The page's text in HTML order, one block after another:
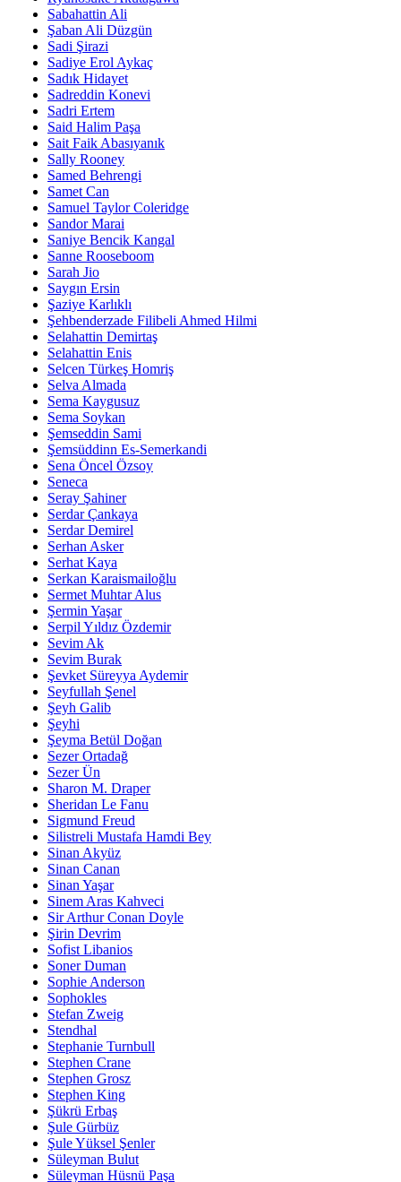
Sabahattin Ali
Şaban Ali Düzgün
Sadi Şirazi
Sadiye Erol Aykaç
Sadık Hidayet
Sadreddin Konevi
Sadri Ertem
Said Halim Paşa
Sait Faik Abasıyanık
Sally Rooney
Samed Behrengi
Samet Can
Samuel Taylor Coleridge
Sandor Marai
Saniye Bencik Kangal
Sanne Rooseboom
Sarah Jio
Saygın Ersin
Şaziye Karlıklı
Şehbenderzade Filibeli Ahmed Hilmi
Selahattin Demirtaş
Selahattin Enis
Selcen Türkeş Homriş
Selva Almada
Sema Kaygusuz
Sema Soykan
Şemseddin Sami
Şemsüddinn Es-Semerkandi
Sena Öncel Özsoy
Seneca
Seray Şahiner
Serdar Çankaya
Serdar Demirel
Serhan Asker
Serhat Kaya
Serkan Karaismailoğlu
Sermet Muhtar Alus
Şermin Yaşar
Serpil Yıldız Özdemir
Sevim Ak
Sevim Burak
Şevket Süreyya Aydemir
Seyfullah Şenel
Şeyh Galib
Şeyhi
Şeyma Betül Doğan
Sezer Ortadağ
Sezer Ün
Sharon M. Draper
Sheridan Le Fanu
Sigmund Freud
Silistreli Mustafa Hamdi Bey
Sinan Akyüz
Sinan Canan
Sinan Yaşar
Sinem Aras Kahveci
Sir Arthur Conan Doyle
Şirin Devrim
Sofist Libanios
Soner Duman
Sophie Anderson
Sophokles
Stefan Zweig
Stendhal
Stephanie Turnbull
Stephen Crane
Stephen Grosz
Stephen King
Şükrü Erbaş
Şule Gürbüz
Şule Yüksel Şenler
Süleyman Bulut
Süleyman Hüsnü Paşa